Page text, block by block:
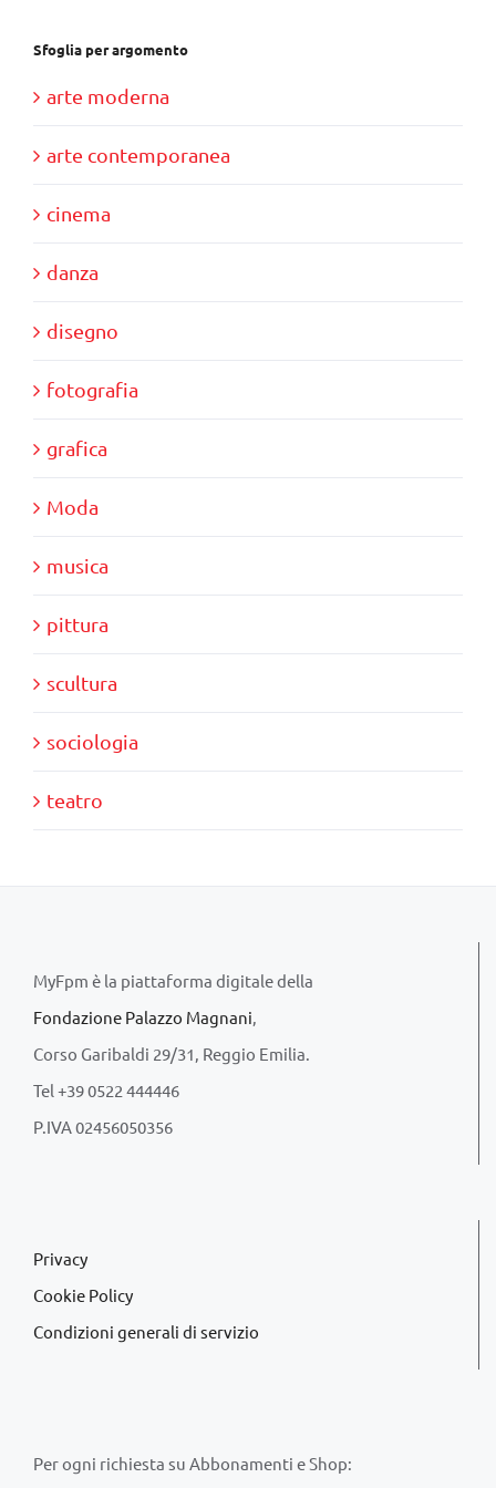
Sfoglia per argomento
arte moderna
arte contemporanea
cinema
danza
disegno
fotografia
grafica
Moda
musica
pittura
scultura
sociologia
teatro
MyFpm è la piattaforma digitale della
Fondazione Palazzo Magnani,
Corso Garibaldi 29/31, Reggio Emilia.
Tel +39 0522 444446
P.IVA 02456050356
Privacy
Cookie Policy
Condizioni generali di servizio
Per ogni richiesta su Abbonamenti e Shop: